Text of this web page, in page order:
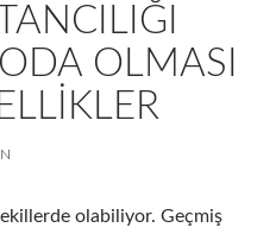
OLMASI
olabiliyor. Geçmiş